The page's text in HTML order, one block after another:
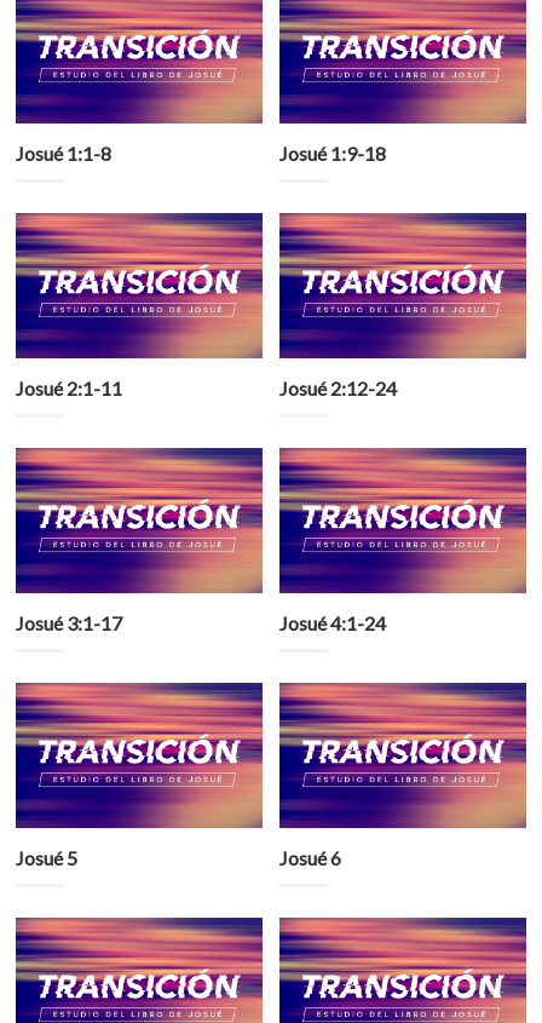
Josué 1:1-8 Josué 1:9-18
Josué 2:1-11 Josué 2:12-24
Josué 3:1-17 Josué 4:1-24
Josué 5 Josué 6